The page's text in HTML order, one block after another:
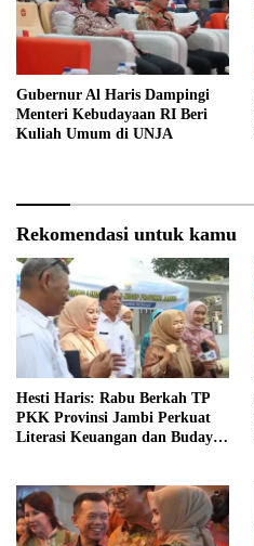
Gubernur Al Haris Dampingi
Menteri Kebudayaan RI Beri
Kuliah Umum di UNJA
Rekomendasi untuk kamu
Hesti Haris: Rabu Berkah TP
PKK Provinsi Jambi Perkuat
Literasi Keuangan dan Budaya